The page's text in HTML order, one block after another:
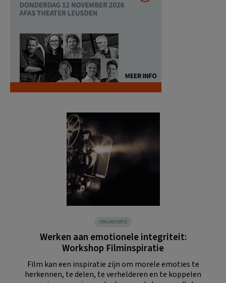
ORGANISATIE
Werken aan emotionele integriteit:
Workshop Filminspiratie
Film kan een inspiratie zijn om morele emoties te
herkennen, te delen, te verhelderen en te koppelen